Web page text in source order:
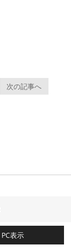
次の記事へ
PC表示